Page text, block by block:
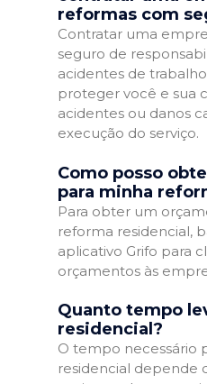
reformas com
Contratar uma
seguro de
acidentes de
proteger você e sua
acidentes ou danos
execução do serviço.
Como posso
para minha
Para obter um
reforma residencial,
aplicativo Grifo para
orçamentos às
Quanto tempo
residencial?
O tempo necessário
residencial depende